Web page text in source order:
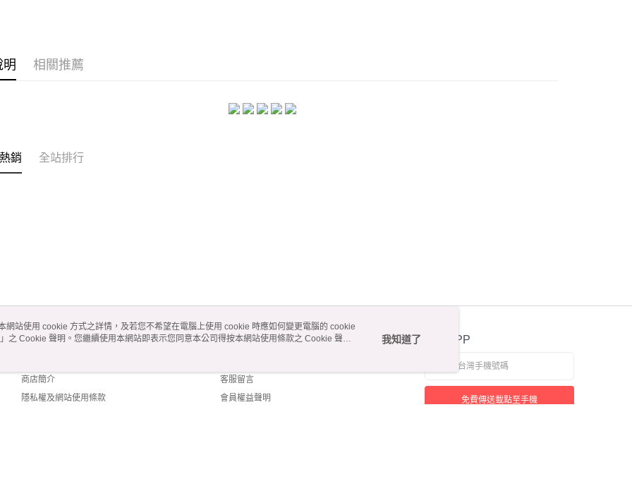
每筆NT$60，滿NT$299(含以上)免運費
明 相關推薦
銷 全站排行
關於我們
商店簡介
隱私權及網站使用條款
客服資訊
客服留言
會員權益聲明
官方APP
免費傳送載點至手機
網站使用 cookie 方式之詳情，及若您不希望在電腦上使用 cookie 時應如何變更電腦的 cookie
」之 Cookie 聲明。您繼續使用本網站即表示您同意本公司得按本網站使用條款之 Cookie 聲明
我知道了